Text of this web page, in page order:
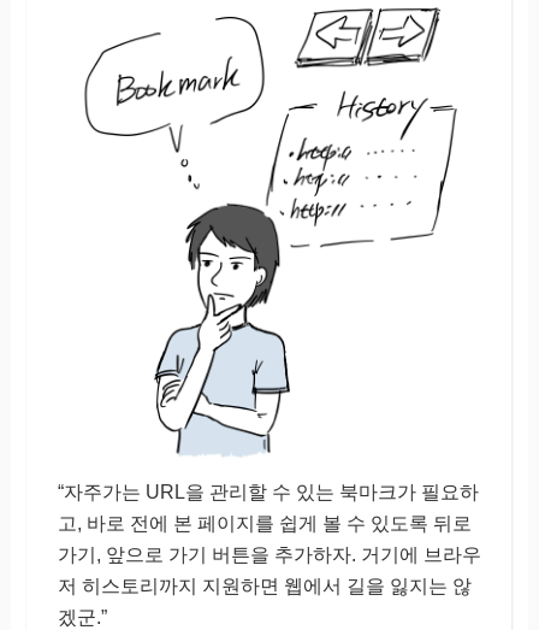
“자주가는 URL을 관리할 수 있는 북마크가 필요하
고, 바로 전에 본 페이지를 쉽게 볼 수 있도록 뒤로
가기, 앞으로 가기 버튼을 추가하자. 거기에 브라우
저 히스토리까지 지원하면 웹에서 길을 잃지는 않
겠군.”